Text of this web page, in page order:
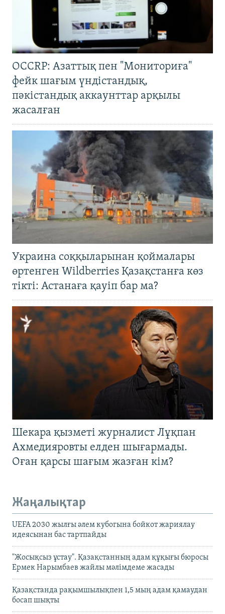
OCCRP: Азаттық пен "Мониториға"
фейк шағым үндістандық,
пәкістандық аккаунттар арқылы
жасалған
Украина соққыларынан қоймалары
өртенген Wildberries Қазақстанға көз
тікті: Астанаға қауіп бар ма?
Шекара қызметі журналист Лұқпан
Ахмедияровты елден шығармады.
Оған қарсы шағым жазған кім?
Жаңалықтар
UEFA 2030 жылғы әлем кубогына бойкот жариялау
идеясынан бас тартпайды
"Жосықсыз ұстау". Қазақстанның адам құқығы бюросы
Ермек Нарымбаев жайлы мәлімдеме жасады
Қазақстанда рақымшылықпен 1,5 мың адам қамаудан
босап шықты